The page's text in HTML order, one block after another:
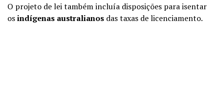
O projeto de lei também incluía disposições para isentar
osindígenas australianos das taxas de licenciamento.